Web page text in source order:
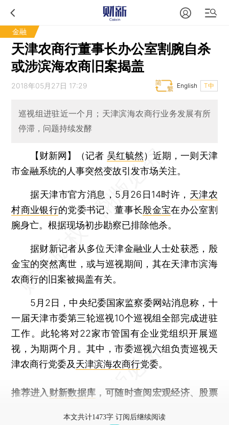
金融
天津农商行董事长办公室割腕自杀
或涉滨海农商旧案揭盖
2018年05月27日 17:29 T中
English
巡视组进驻近一个月；天津滨海农商行业务发展有所
停滞，问题持续发酵
【财新网】（记者 吴红毓然）近期，一则天津
市金融系统的人事突然变故引发市场关注。
据天津市官方消息，5月26日14时许， 天津农
村商业银行的党委书记、董事长殷金宝在办公室割
腕身亡。根据现场初步勘察已排除他杀。
据财新记者从多位天津金融业人士处获悉，殷
金宝的突然离世，或与巡视期间，其在天津市滨海
农商行的旧案被揭盖有关。
5月2日，中央纪委国家监察委网站消息称，十
一届天津市委第三轮巡视10个巡视组全部完成进驻
工作。此轮将对22家市管国有企业党组织开展巡
视，为期两个月。其中，市委巡视六组负责巡视天
津农商行党委及天津滨海农商行党委。
推荐进入 财新数据库 ，可随时查阅宏观经济、股票
本文共计1473字 订阅后继续阅读